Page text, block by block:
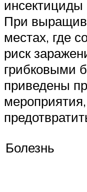
При
местах, где
риск
грибковыми
приведены
Болезнь